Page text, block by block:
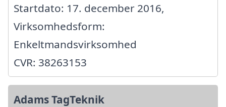
Startdato: 17. december 2016,
Virksomhedsform:
Enkeltmandsvirksomhed
CVR: 38263153
Adams TagTeknik